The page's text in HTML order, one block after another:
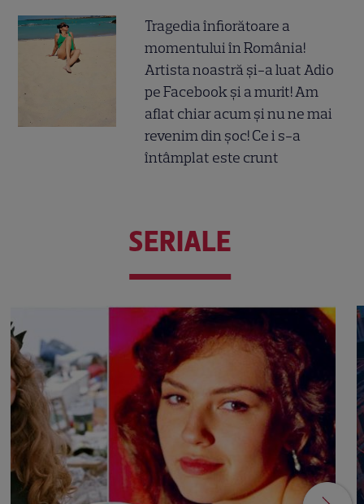
Tragedia înfiorătoare a
momentului în România!
Artista noastră și-a luat Adio
pe Facebook și a murit! Am
aflat chiar acum și nu ne mai
revenim din șoc! Ce i s-a
întâmplat este crunt
SERIALE